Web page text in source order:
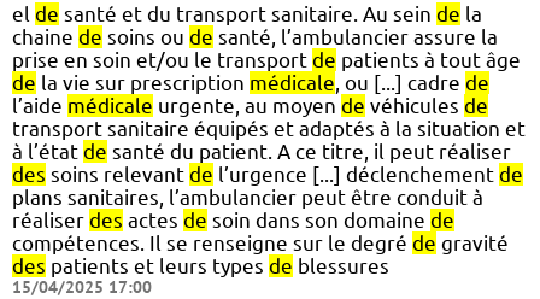
el de santé et du transport sanitaire. Au sein de la
chaine de soins ou de santé, l’ambulancier assure la
prise en soin et/ou le transport de patients à tout âge
de la vie sur prescription médicale, ou [...] cadre de
l’aide médicale urgente, au moyen de véhicules de
transport sanitaire équipés et adaptés à la situation et
à l’état de santé du patient. A ce titre, il peut réaliser
des soins relevant de l’urgence [...] déclenchement de
plans sanitaires, l’ambulancier peut être conduit à
réaliser des actes de soin dans son domaine de
compétences. Il se renseigne sur le degré de gravité
des patients et leurs types de blessures
15/04/2025 17:00